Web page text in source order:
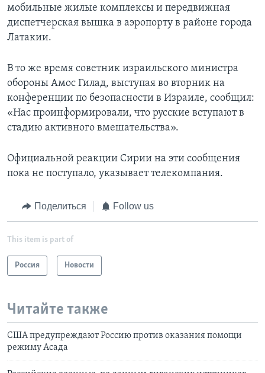
мобильные жилые комплексы и передвижная
диспетчерская вышка в аэропорту в районе города
Латакии.
В то же время советник израильского министра
обороны Амос Гилад, выступая во вторник на
конференции по безопасности в Израиле, сообщил:
«Нас проинформировали, что русские вступают в
стадию активного вмешательства».
Официальной реакции Сирии на эти сообщения
пока не поступало, указывает телекомпания.
Поделиться Follow us
This item is part of
Россия Новости
Читайте также
США предупреждают Россию против оказания помощи
режиму Асада